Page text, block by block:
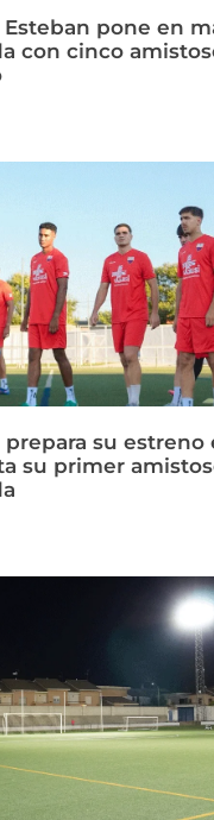
Esteban pone en
con cinco
prepara su estreno
su primer